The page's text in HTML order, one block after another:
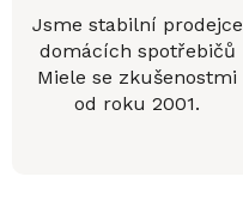
Jsme stabilní prodejce
domácích spotřebičů
Miele se zkušenostmi
od roku 2001.